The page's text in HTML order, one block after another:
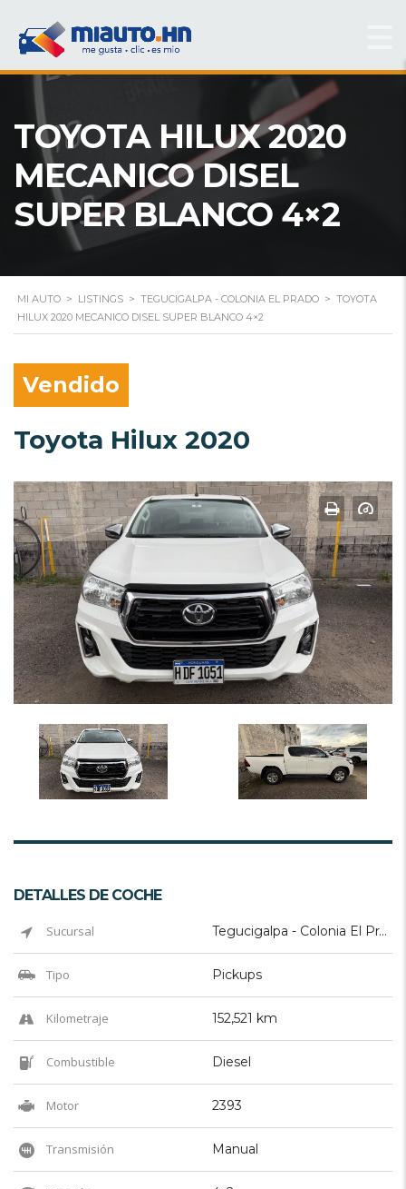
TOYOTA HILUX 2020
MECANICO DISEL
SUPER BLANCO 4×2
MI AUTO > LISTINGS > TEGUCIGALPA - COLONIA EL PRADO > TOYOTA
HILUX 2020 MECANICO DISEL SUPER BLANCO 4×2
Vendido
Toyota Hilux 2020
DETALLES DE COCHE
Sucursal Tegucigalpa - Colonia El Prado
Tipo Pickups
Kilometraje 152,521 km
Combustible Diesel
Motor 2393
Transmisión Manual